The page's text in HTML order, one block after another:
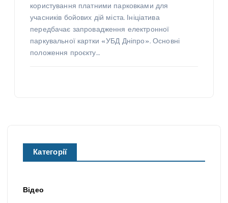
користування платними парковками для
учасників бойових дій міста. Ініціатива
передбачає запровадження електронної
паркувальної картки «УБД Дніпро». Основні
положення проєкту…
Категорії
Відео